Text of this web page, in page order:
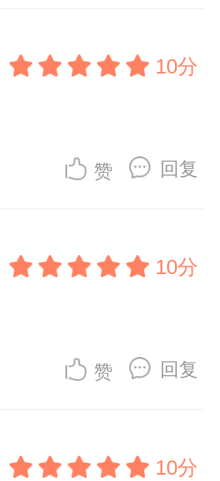
10分
回复
赞
10分
回复
赞
10分